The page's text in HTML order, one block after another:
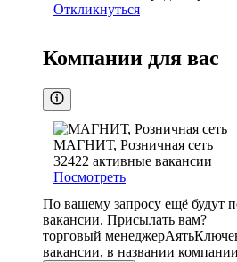
Откликнуться
Компании для вас
МАГНИТ, Розничная сеть
32422 активные вакансии
Посмотреть
По вашему запросу ещё будут
вакансии. Присылать вам?
торговый менеджерАять
вакансии, в названии